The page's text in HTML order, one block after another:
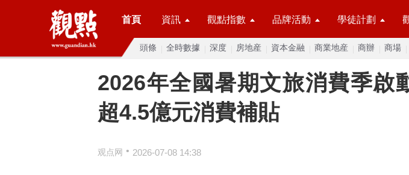
首頁 資訊 觀點指數 品牌活動 學徒計劃
頭條 全時數據 深度 房地産 資本金融 商業地産 商辦 商場
2026年全國暑期文旅消費季啟
超4.5億元消費補貼
观点网 • 2026-07-08 14:38